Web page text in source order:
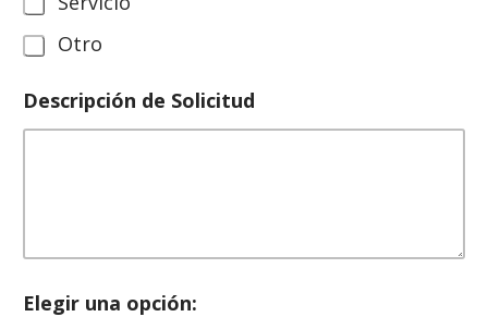
o
l
i
i
t
Otro
Descripción de Solicitud
Elegir una opción: